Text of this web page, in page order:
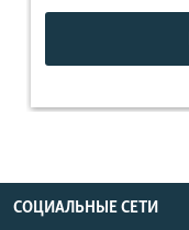
СОЦИАЛЬНЫЕ СЕТИ